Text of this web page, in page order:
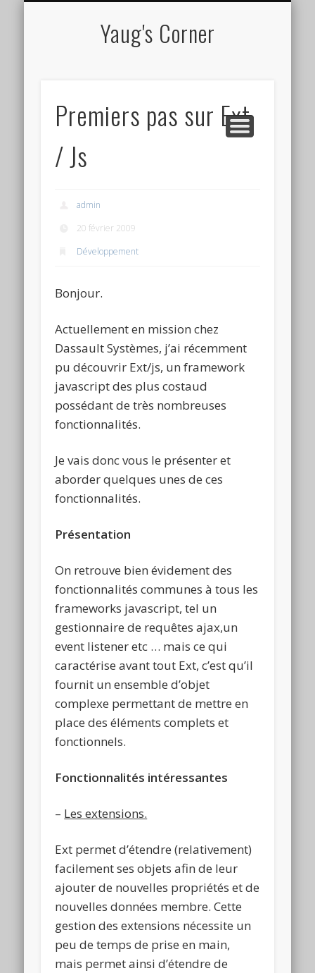
Yaug's Corner
Premiers pas sur Ext
/ Js
admin
20 février 2009
Développement
Bonjour.
Actuellement en mission chez
Dassault Systèmes, j’ai récemment
pu découvrir Ext/js, un framework
javascript des plus costaud
possédant de très nombreuses
fonctionnalités.
Je vais donc vous le présenter et
aborder quelques unes de ces
fonctionnalités.
Présentation
On retrouve bien évidement des
fonctionnalités communes à tous les
frameworks javascript, tel un
gestionnaire de requêtes ajax,un
event listener etc … mais ce qui
caractérise avant tout Ext, c’est qu’il
fournit un ensemble d’objet
complexe permettant de mettre en
place des éléments complets et
fonctionnels.
Fonctionnalités intéressantes
– Les extensions.
Ext permet d’étendre (relativement)
facilement ses objets afin de leur
ajouter de nouvelles propriétés et de
nouvelles données membre. Cette
gestion des extensions nécessite un
peu de temps de prise en main,
mais permet ainsi d’étendre de